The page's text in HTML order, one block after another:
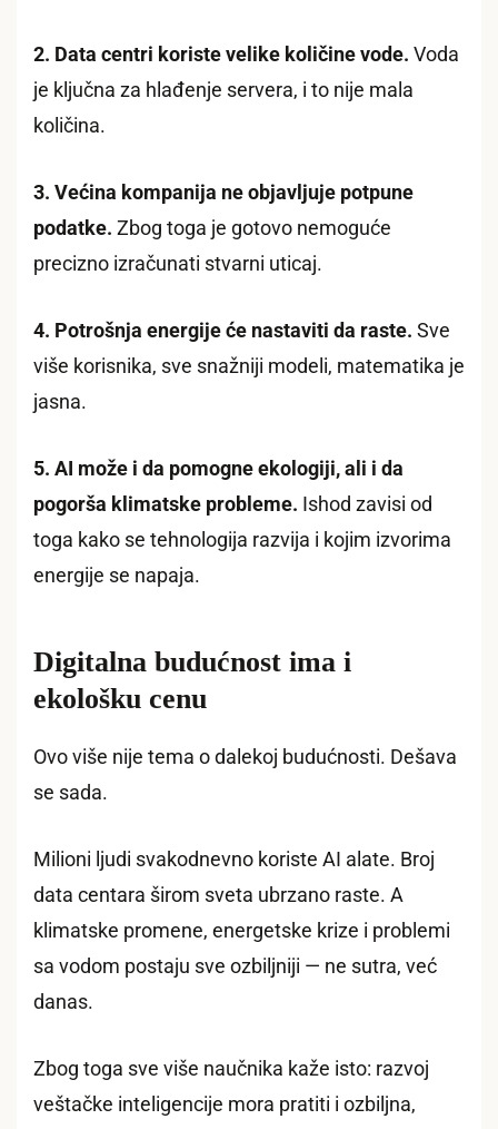
2. Data centri koriste velike količine vode. Voda
je ključna za hlađenje servera, i to nije mala
količina.
3. Većina kompanija ne objavljuje potpune
podatke. Zbog toga je gotovo nemoguće
precizno izračunati stvarni uticaj.
4. Potrošnja energije će nastaviti da raste. Sve
više korisnika, sve snažniji modeli, matematika je
jasna.
5. AI može i da pomogne ekologiji, ali i da
pogorša klimatske probleme. Ishod zavisi od
toga kako se tehnologija razvija i kojim izvorima
energije se napaja.
Digitalna budućnost ima i
ekološku cenu
Ovo više nije tema o dalekoj budućnosti. Dešava
se sada.
Milioni ljudi svakodnevno koriste AI alate. Broj
data centara širom sveta ubrzano raste. A
klimatske promene, energetske krize i problemi
sa vodom postaju sve ozbiljniji — ne sutra, već
danas.
Zbog toga sve više naučnika kaže isto: razvoj
veštačke inteligencije mora pratiti i ozbiljna,